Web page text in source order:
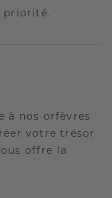
priorité.
à nos orfèvres
votre trésor
offre la